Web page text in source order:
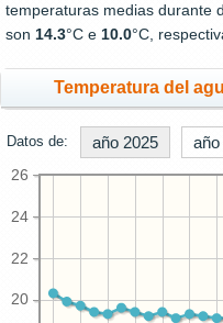
temperaturas medias durante
son 14.3°C e 10.0°C,
Temperatura del
Datos de: año 2025 año
20
22
24
26